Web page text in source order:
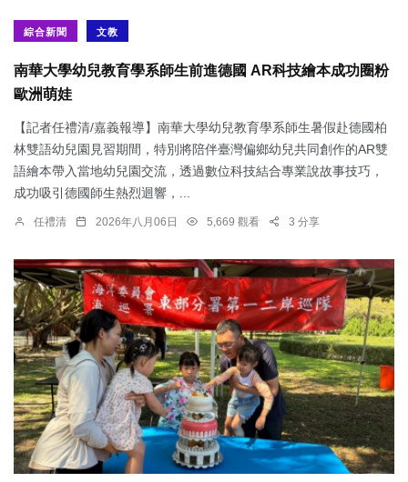
綜合新聞 文教
南華大學幼兒教育學系師生前進德國 AR科技繪本成功圈粉
歐洲萌娃
【記者任禮清/嘉義報導】南華大學幼兒教育學系師生暑假赴德國柏
林雙語幼兒園見習期間，特別將陪伴臺灣偏鄉幼兒共同創作的AR雙
語繪本帶入當地幼兒園交流，透過數位科技結合專業說故事技巧，
成功吸引德國師生熱烈迴響，...
任禮清 2026年八月06日 5,669 觀看 3 分享